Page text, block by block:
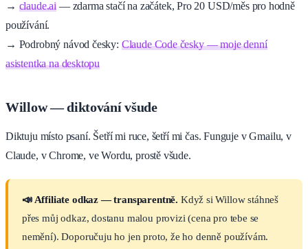
→ claude.ai — zdarma stačí na začátek, Pro 20 USD/měs pro hodně
používání.
→ Podrobný návod česky: Claude Code česky — moje denní
asistentka na desktopu
Willow — diktování všude
Diktuju místo psaní. Šetří mi ruce, šetří mi čas. Funguje v Gmailu, v
Claude, v Chrome, ve Wordu, prostě všude.
📣 Affiliate odkaz — transparentně. Když si Willow stáhneš
přes můj odkaz, dostanu malou provizi (cena pro tebe se
nemění). Doporučuju ho jen proto, že ho denně používám.